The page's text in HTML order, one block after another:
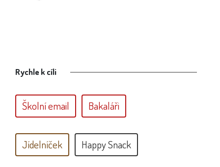
Rychle k cíli
Školní email Bakaláři
Jídelníček Happy Snack